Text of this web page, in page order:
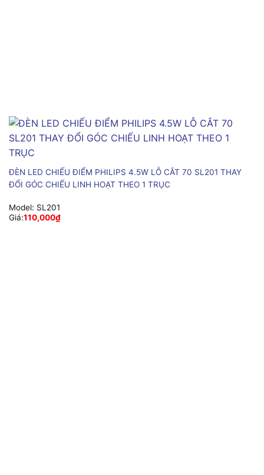
ĐÈN LED CHIẾU ĐIỂM PHILIPS 4.5W LỖ CẮT 70 SL201 THAY
ĐỔI GÓC CHIẾU LINH HOẠT THEO 1 TRỤC
Model: SL201
Giá:110,000₫